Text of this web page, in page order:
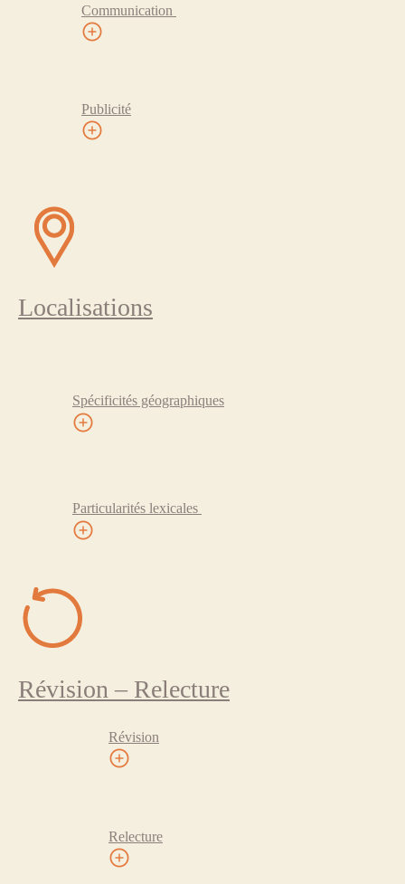
Communication
Publicité
Localisations
Spécificités géographiques
Particularités lexicales
Révision – Relecture
Révision
Relecture